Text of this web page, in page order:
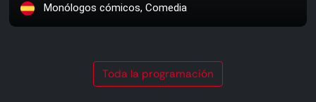
Monólogos cómicos, Comedia
Toda la programación